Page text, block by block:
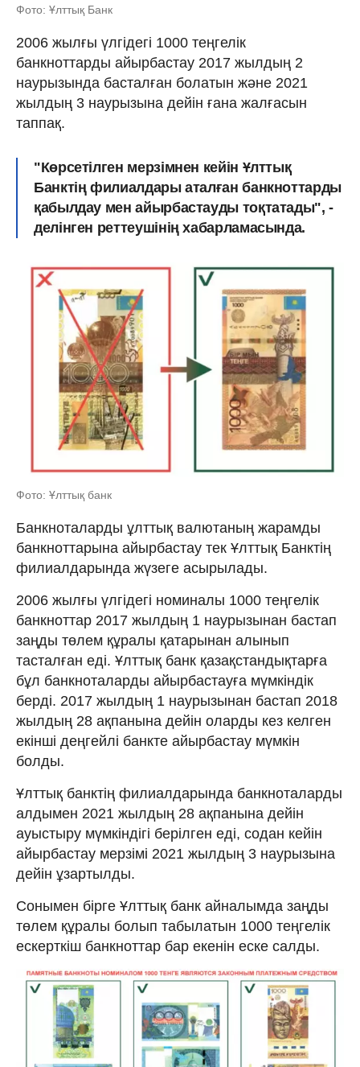
Фото: Ұлттық Банк
2006 жылғы үлгідегі 1000 теңгелік
банкноттарды айырбастау 2017 жылдың 2
наурызында басталған болатын және 2021
жылдың 3 наурызына дейін ғана жалғасын
таппақ.
"Көрсетілген мерзімнен кейін Ұлттық
Банктің филиалдары аталған банкноттарды
қабылдау мен айырбастауды тоқтатады", -
делінген реттеушінің хабарламасында.
Фото: Ұлттық банк
Банкноталарды ұлттық валютаның жарамды
банкноттарына айырбастау тек Ұлттық Банктің
филиалдарында жүзеге асырылады.
2006 жылғы үлгідегі номиналы 1000 теңгелік
банкноттар 2017 жылдың 1 наурызынан бастап
заңды төлем құралы қатарынан алынып
тасталған еді. Ұлттық банк қазақстандықтарға
бұл банкноталарды айырбастауға мүмкіндік
берді. 2017 жылдың 1 наурызынан бастап 2018
жылдың 28 ақпанына дейін оларды кез келген
екінші деңгейлі банкте айырбастау мүмкін
болды.
Ұлттық банктің филиалдарында банкноталарды
алдымен 2021 жылдың 28 ақпанына дейін
ауыстыру мүмкіндігі берілген еді, содан кейін
айырбастау мерзімі 2021 жылдың 3 наурызына
дейін ұзартылды.
Сонымен бірге Ұлттық банк айналымда заңды
төлем құралы болып табылатын 1000 теңгелік
ескерткіш банкноттар бар екенін еске салды.